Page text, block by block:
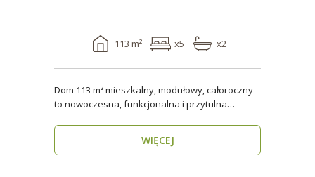
113 m² x5 x2
Dom 113 m² mieszkalny, modułowy, całoroczny –
to nowoczesna, funkcjonalna i przytulna
WIĘCEJ